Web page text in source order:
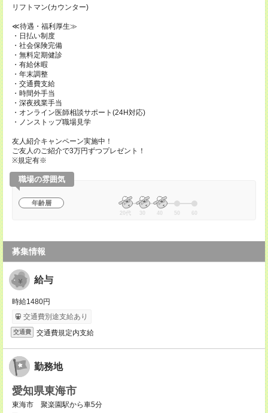
リフトマン(カウンター)
≪待遇・福利厚生≫
・日払い制度
・社会保険完備
・無料定期健診
・有給休暇
・年末調整
・交通費支給
・時間外手当
・深夜残業手当
・オンライン医師相談サポート(24H対応)
・ノンストップ職場見学
友人紹介キャンペーン実施中！
ご友人のご紹介で3万円ずつプレゼント！
※規定有※
職場の雰囲気
年齢層
20代 30 40 50 60
募集情報
給与
時給1480円
交通費別途支給あり
交通費 交通費規定内支給
勤務地
愛知県東海市
東海市 聚楽園駅から車5分